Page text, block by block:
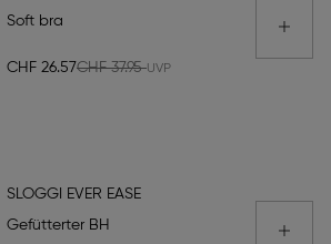
Soft bra
CHF 26.57CHF 37.95
SLOGGI EVER EASE
Gefütterter BH